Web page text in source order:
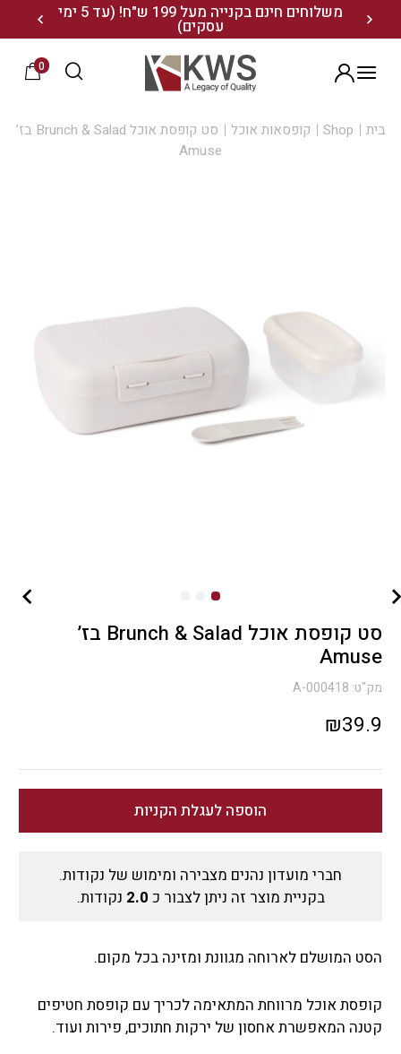
משלוחים חינם בקנייה מעל 199 ש"ח! (עד 5 ימי
עסקים) 20% הנחה על מגוון התיקים השוויצריים לחצו כאן>>
0
בית Shop קופסאות אוכל
סט קופסת אוכל Brunch & Salad בז’
Amuse
סט קופסת אוכל Brunch & Salad בז’
Amuse
מק"ט: A-000418
₪39.9
הוספה לעגלת הקניות
חברי מועדון נהנים מצבירה ומימוש של נקודות.
בקניית מוצר זה ניתן לצבור כ 2.0 נקודות.
הסט המושלם לארוחה מגוונת ומזינה בכל מקום.
קופסת אוכל מרווחת המתאימה לכריך עם קופסת חטיפים
קטנה המאפשרת אחסון של ירקות חתוכים, פירות ועוד.